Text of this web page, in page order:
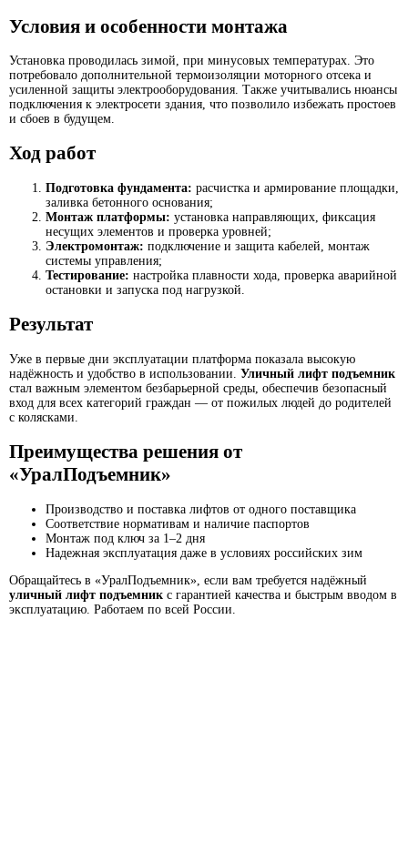
Условия и особенности монтажа
Установка проводилась зимой, при минусовых температурах. Это
потребовало дополнительной термоизоляции моторного отсека и
усиленной защиты электрооборудования. Также учитывались нюансы
подключения к электросети здания, что позволило избежать простоев
и сбоев в будущем.
Ход работ
Подготовка фундамента: расчистка и армирование площадки,
заливка бетонного основания;
Монтаж платформы: установка направляющих, фиксация
несущих элементов и проверка уровней;
Электромонтаж: подключение и защита кабелей, монтаж
системы управления;
Тестирование: настройка плавности хода, проверка аварийной
остановки и запуска под нагрузкой.
Результат
Уже в первые дни эксплуатации платформа показала высокую
надёжность и удобство в использовании. Уличный лифт подъемник
стал важным элементом безбарьерной среды, обеспечив безопасный
вход для всех категорий граждан — от пожилых людей до родителей
с колясками.
Преимущества решения от
«УралПодъемник»
Производство и поставка лифтов от одного поставщика
Соответствие нормативам и наличие паспортов
Монтаж под ключ за 1–2 дня
Надежная эксплуатация даже в условиях российских зим
Обращайтесь в «УралПодъемник», если вам требуется надёжный
уличный лифт подъемник с гарантией качества и быстрым вводом в
эксплуатацию. Работаем по всей России.